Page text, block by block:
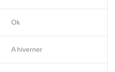
Ok
A hiverner